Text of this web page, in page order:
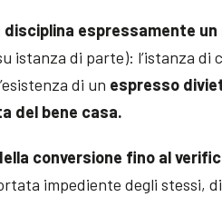
espressamente
istanza di parte): l’istanza di
di un espresso
del bene casa.
conversione fino al
impediente degli stessi,